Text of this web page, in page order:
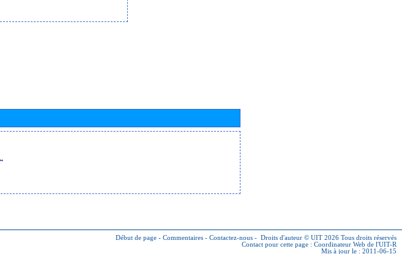
Début de page - Commentaires - Contactez-nous - Droits d'auteur © UIT 2026 Tous droits réservés
Contact pour cette page : Coordinateur Web de l'UIT-R
Mis à jour le : 2011-06-15